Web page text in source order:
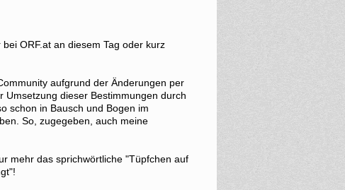
ORF.at an diesem Tag oder kurz
aufgrund der Änderungen per
Umsetzung dieser Bestimmungen durch
schon in Bausch und Bogen im
So, zugegeben, auch meine
mehr das sprichwörtliche "Tüpfchen auf